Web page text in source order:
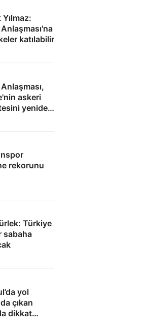
katılabilir
askeri
yeniden
getirdi
rekorunu
Türkiye
sabaha
yol
çıkan
dikkat
Kocanı